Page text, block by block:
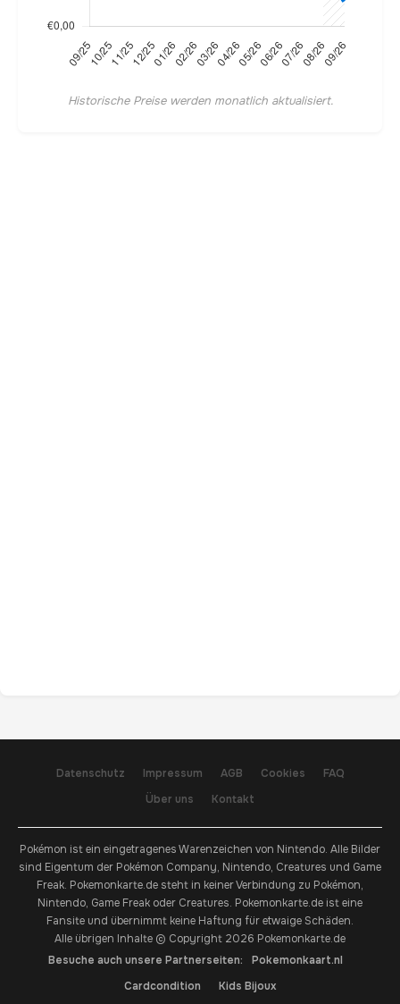
Historische Preise werden monatlich aktualisiert.
Datenschutz Impressum AGB Cookies
FAQ
Über uns
Kontakt
Pokémon ist ein eingetragenes Warenzeichen von Nintendo. Alle Bilder
sind Eigentum der Pokémon Company, Nintendo, Creatures und Game
Freak. Pokemonkarte.de steht in keiner Verbindung zu Pokémon,
Nintendo, Game Freak oder Creatures. Pokemonkarte.de ist eine
Fansite und übernimmt keine Haftung für etwaige Schäden.
Alle übrigen Inhalte © Copyright 2026 Pokemonkarte.de
Besuche auch unsere Partnerseiten:
Pokemonkaart.nl
Cardcondition
Kids Bijoux